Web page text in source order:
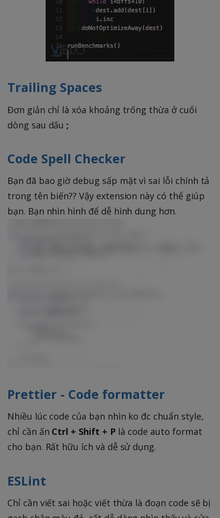
Trailing Spaces
Đơn giản chỉ là xóa khoảng trống thừa ở cuối
dòng sau dấu ;
Code Spell Checker
Bạn đã bao giờ debug sấp mặt vì sai lỗi chính tả
trong tên biến?? Vậy extension này có thể giúp
bạn. Bạn nhìn hình để dễ hình dung hơn.
Prettier - Code formatter
Nhiều lúc code của bạn nhìn ko đc chuẩn style,
chỉ cần ấn Ctrl + Shift + P là code auto format
cho bạn. Rất hữu ích và dễ sử dụng.
ESLint
Chỉ cần viết sai hoặc viết thừa là đoạn code sẽ bị